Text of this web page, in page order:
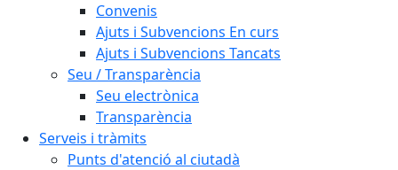
Convenis
Ajuts i Subvencions En curs
Ajuts i Subvencions Tancats
Seu / Transparència
Seu electrònica
Transparència
Serveis i tràmits
Punts d'atenció al ciutadà